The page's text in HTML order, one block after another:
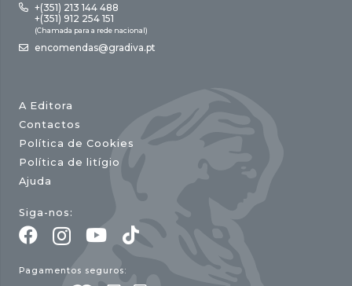
+(351) 213 144 488
+(351) 912 254 151
(Chamada para a rede nacional)
encomendas@gradiva.pt
A Editora
Contactos
Política de Cookies
Política de litígio
Ajuda
Siga-nos:
Pagamentos seguros: